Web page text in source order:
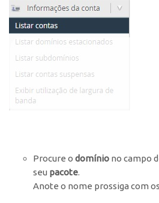
Procure o domínio no campo
seu pacote.
Anote o nome prossiga com